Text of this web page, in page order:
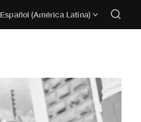
Español (América Latina)